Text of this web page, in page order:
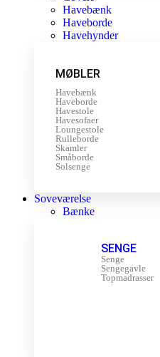
Havebænk
Haveborde
Havehynder
MØBLER
Havebænk
Haveborde
Havestole
Havesofaer
Loungestole
Rulleborde
Skamler
Småborde
Solsenge
Soveværelse
Bænke
SENGE
Senge
Sengegavle
Topmadrasser